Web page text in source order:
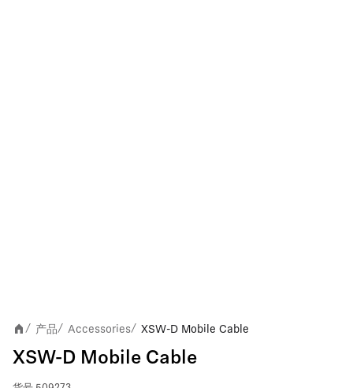
/ 产品/ Accessories/ XSW-D Mobile Cable
XSW-D Mobile Cable